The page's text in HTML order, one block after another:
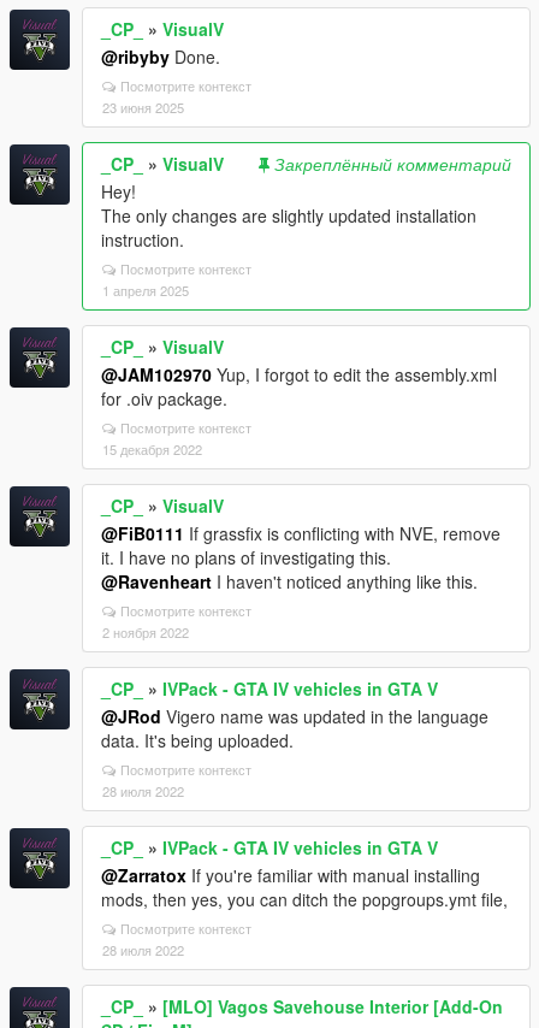
_CP_ » VisualV
@ribyby Done.
Посмотрите контекст
23 июня 2025
_CP_ » VisualV
Закреплённый комментарий
Hey!
The only changes are slightly updated installation
instruction.
Посмотрите контекст
1 апреля 2025
_CP_ » VisualV
@JAM102970 Yup, I forgot to edit the assembly.xml
for .oiv package.
Посмотрите контекст
15 декабря 2022
_CP_ » VisualV
@FiB0111 If grassfix is conflicting with NVE, remove
it. I have no plans of investigating this.
@Ravenheart I haven't noticed anything like this.
Посмотрите контекст
2 ноября 2022
_CP_ » IVPack - GTA IV vehicles in GTA V
@JRod Vigero name was updated in the language
data. It's being uploaded.
Посмотрите контекст
28 июля 2022
_CP_ » IVPack - GTA IV vehicles in GTA V
@Zarratox If you're familiar with manual installing
mods, then yes, you can ditch the popgroups.ymt file,
Посмотрите контекст
28 июля 2022
_CP_ » [MLO] Vagos Savehouse Interior [Add-On